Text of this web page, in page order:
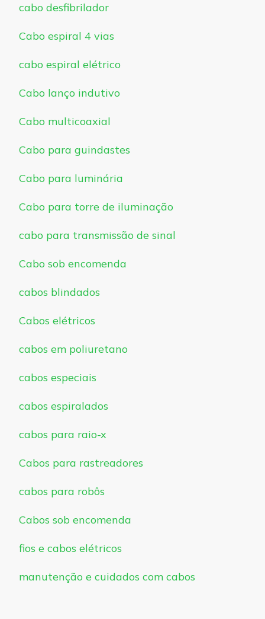
cabo desfibrilador
Cabo espiral 4 vias
cabo espiral elétrico
Cabo lanço indutivo
Cabo multicoaxial
Cabo para guindastes
Cabo para luminária
Cabo para torre de iluminação
cabo para transmissão de sinal
Cabo sob encomenda
cabos blindados
Cabos elétricos
cabos em poliuretano
cabos especiais
cabos espiralados
cabos para raio-x
Cabos para rastreadores
cabos para robôs
Cabos sob encomenda
fios e cabos elétricos
manutenção e cuidados com cabos